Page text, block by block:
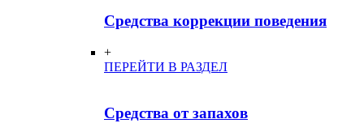
Средства коррекции поведения
+
ПЕРЕЙТИ В РАЗДЕЛ
Средства от запахов